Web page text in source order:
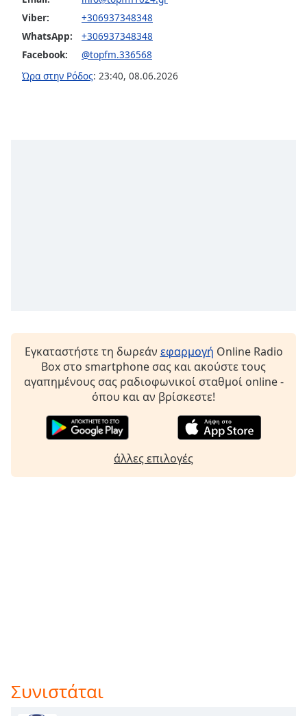
Font
Family
Reset
Viber:
+306937348348
WhatsApp:
+306937348348
Facebook:
@topfm.336568
Ώρα στην Ρόδος: 23:40, 08.06.2026
Εγκαταστήστε τη δωρεάν εφαρμογή Online Radio
Box στο smartphone σας και ακούστε τους
αγαπημένους σας ραδιοφωνικοί σταθμοί online -
όπου και αν βρίσκεστε!
άλλες επιλογές
Συνιστάται